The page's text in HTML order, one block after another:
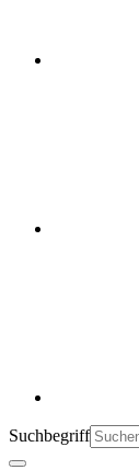
Suchbegriff